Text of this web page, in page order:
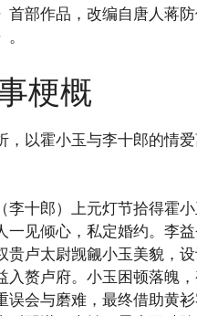
首部作品，改编自唐人蒋
梗概
，以霍小玉与李十郎的情
李十郎）上元灯节拾得霍
一见倾心，私定婚约。李
贵卢太尉觊觎小玉美貌，
入赘卢府。小玉困顿落魄
误会与磨难，最终借助黄